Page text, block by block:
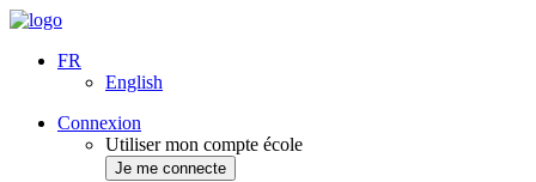
FR
English
Connexion
Utiliser mon compte école
Je me connecte